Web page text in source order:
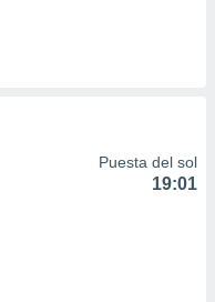
Puesta del sol
19:01